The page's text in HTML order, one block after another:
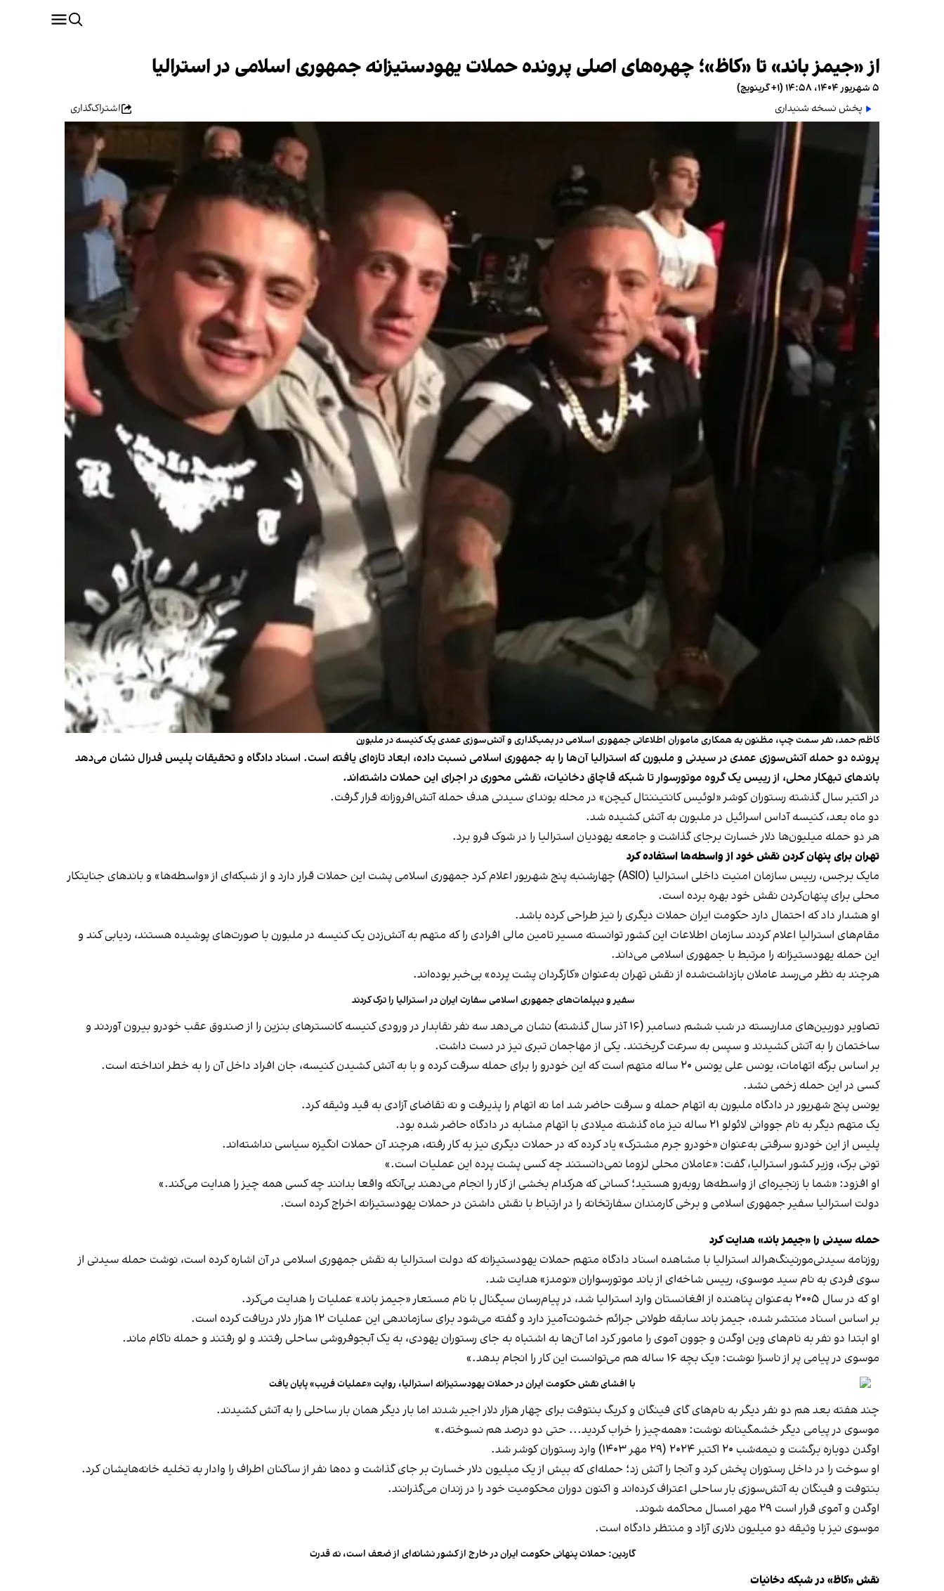
از «جیمز باند» تا «کاظ»؛ چهره‌های اصلی پرونده حملات یهودستیزانه جمهوری اسلامی در استرالیا
۵ شهریور ۱۴۰۴، ۱۴:۵۸ (‎+۱ گرینویچ)
پخش نسخه شنیداری
اشتراک‌گذاری
کاظم حمد، نفر سمت چپ، مظنون به همکاری ماموران اطلاعاتی جمهوری اسلامی در بمب‌گذاری و آتش‌سوزی عمدی یک کنیسه در ملبورن
پرونده دو حمله آتش‌سوزی عمدی در سیدنی و ملبورن که استرالیا آن‌ها را به جمهوری اسلامی نسبت داده، ابعاد تازه‌ای یافته است. اسناد دادگاه و تحقیقات پلیس فدرال نشان می‌دهد
باندهای تبهکار محلی، از رییس یک گروه موتورسوار تا شبکه قاچاق دخانیات، نقشی محوری در اجرای این حملات داشته‌اند.
در اکتبر سال گذشته رستوران کوشر «لوئیس کانتیننتال کیچن» در محله بوندای سیدنی هدف حمله آتش‌افروزانه قرار گرفت.
دو ماه بعد، کنیسه آداس اسرائیل در ملبورن به آتش کشیده شد.
هر دو حمله میلیون‌ها دلار خسارت برجای گذاشت و جامعه یهودیان استرالیا را در شوک فرو برد.
تهران برای پنهان کردن نقش خود از واسطه‌ها استفاده کرد
مایک برجس، رییس سازمان امنیت داخلی استرالیا (ASIO) چهارشنبه پنج شهریور اعلام کرد جمهوری اسلامی پشت این حملات قرار دارد و از شبکه‌ای از «واسطه‌ها» و باندهای جنایتکار
محلی برای پنهان‌کردن نقش خود بهره برده است.
او هشدار داد که احتمال دارد حکومت ایران حملات دیگری را نیز طراحی کرده باشد.
مقام‌های استرالیا اعلام کردند سازمان اطلاعات این کشور توانسته مسیر تامین مالی افرادی را که متهم به آتش‌زدن یک کنیسه در ملبورن با صورت‌های پوشیده هستند، ردیابی کند و
این حمله یهودستیزانه را مرتبط با جمهوری اسلامی می‌داند.
هرچند به نظر می‌رسد عاملان بازداشت‌شده از نقش تهران به‌عنوان «کارگردان پشت پرده» بی‌خبر بوده‌اند.
سفیر و دیپلمات‌های جمهوری اسلامی سفارت ایران در استرالیا را ترک کردند
تصاویر دوربین‌های مداربسته در شب ششم دسامبر (۱۶ آذر سال گذشته) نشان می‌دهد سه نفر نقابدار در ورودی کنیسه کانسترهای بنزین را از صندوق عقب خودرو بیرون آوردند و
ساختمان را به آتش کشیدند و سپس به سرعت گریختند. یکی از مهاجمان تبری نیز در دست داشت.
بر اساس برگه اتهامات، یونس علی یونس ۲۰ ساله متهم است که این خودرو را برای حمله سرقت کرده و با به آتش کشیدن کنیسه، جان افراد داخل آن را به خطر انداخته است.
کسی در این حمله زخمی نشد.
یونس پنج شهریور در دادگاه ملبورن به اتهام حمله و سرقت حاضر شد اما نه اتهام را پذیرفت و نه تقاضای آزادی به قید وثیقه کرد.
یک متهم دیگر به نام جووانی لائولو ۲۱ ساله نیز ماه گذشته میلادی با اتهام مشابه در دادگاه حاضر شده بود.
پلیس از این خودرو سرقتی به‌عنوان «خودرو جرم مشترک» یاد کرده که در حملات دیگری نیز به کار رفته، هرچند آن حملات انگیزه سیاسی نداشته‌اند.
تونی برک، وزیر کشور استرالیا، گفت: «عاملان محلی لزوما نمی‌دانستند چه کسی پشت پرده این عملیات است.»
او افزود: «شما با زنجیره‌ای از واسطه‌ها روبه‌رو هستید؛ کسانی که هرکدام بخشی از کار را انجام می‌دهند بی‌آنکه واقعا بدانند چه کسی همه چیز را هدایت می‌کند.»
دولت استرالیا سفیر جمهوری اسلامی و برخی کارمندان سفارتخانه را در ارتباط با نقش داشتن در حملات یهودستیزانه اخراج کرده است.
حمله سیدنی را «جیمز باند» هدایت کرد
روزنامه سیدنی‌مورنینگ‌هرالد استرالیا با مشاهده اسناد دادگاه متهم حملات یهودستیزانه که دولت استرالیا به نقش جمهوری اسلامی در آن اشاره کرده است،‌ نوشت حمله سیدنی از
سوی فردی به نام سید موسوی، رییس شاخه‌ای از باند موتورسواران «نومدز» هدایت شد.
او که در سال ۲۰۰۵ به‌عنوان پناهنده از افغانستان وارد استرالیا شد، در پیام‌رسان سیگنال با نام مستعار «جیمز باند» عملیات را هدایت می‌کرد.
بر اساس اسناد منتشر شده، جیمز باند سابقه طولانی جرائم خشونت‌آمیز دارد و گفته می‌شود برای سازماندهی این عملیات ۱۲ هزار دلار دریافت کرده است.
او ابتدا دو نفر به نام‌های وین اوگدن و جوون آموی را مامور کرد اما آن‌ها به اشتباه به جای رستوران یهودی، به یک آبجوفروشی ساحلی رفتند و لو رفتند و حمله ناکام ماند.
موسوی در پیامی پر از ناسزا نوشت: «یک بچه ۱۶ ساله هم می‌توانست این کار را انجام بدهد.»
با افشای نقش حکومت ایران در حملات یهودستیزانه استرالیا، روایت «عملیات فریب» پایان یافت
چند هفته بعد هم دو نفر دیگر به نام‌های گای فینگان و کریگ بنتوفت برای چهار هزار دلار اجیر شدند اما بار دیگر همان بار ساحلی را به آتش کشیدند.
موسوی در پیامی دیگر خشمگینانه نوشت: «همه‌چیز را خراب کردید... حتی دو درصد هم نسوخته.»
اوگدن دوباره برگشت و نیمه‌شب ۲۰ اکتبر ۲۰۲۴ (۲۹ مهر ۱۴۰۳) وارد رستوران کوشر شد.
او سوخت را در داخل رستوران پخش کرد و آنجا را آتش زد؛ حمله‌ای که بیش از یک میلیون دلار خسارت بر جای گذاشت و ده‌ها نفر از ساکنان اطراف را وادار به تخلیه خانه‌هایشان کرد.
بنتوفت و فینگان به آتش‌سوزی بار ساحلی اعتراف کرده‌اند و اکنون دوران محکومیت خود را در زندان می‌گذرانند.
اوگدن و آموی قرار است ۲۹ مهر امسال محاکمه شوند.
موسوی نیز با وثیقه دو میلیون دلاری آزاد و منتظر دادگاه است.
گاردین: حملات پنهانی حکومت ایران در خارج از کشور نشانه‌ای از ضعف است، نه قدرت
نقش «کاظ» در شبکه دخانیات